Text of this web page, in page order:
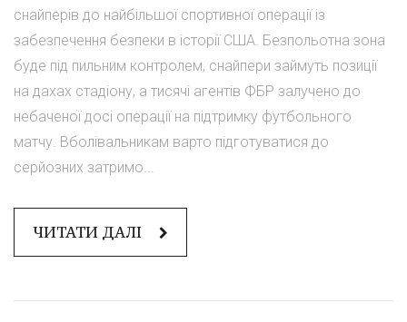
снайперів до найбільшої спортивної операції із
забезпечення безпеки в історії США. Безпольотна зона
буде під пильним контролем, снайпери займуть позиції
на дахах стадіону, а тисячі агентів ФБР залучено до
небаченої досі операції на підтримку футбольного
матчу. Вболівальникам варто підготуватися до
серйозних затримо...
ЧИТАТИ ДАЛІ